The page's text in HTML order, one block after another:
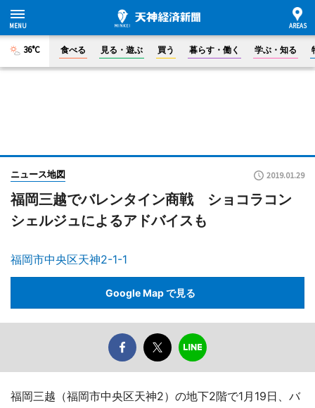
36°C 食べる 見る・遊ぶ 買う 暮らす・働く 学ぶ・知る
ニュース地図 2019.01.29
福岡三越でバレンタイン商戦 ショコラコン
シェルジュによるアドバイスも
福岡市中央区天神2-1-1
Google Map で見る
福岡三越（福岡市中央区天神2）の地下2階で1月19日、バ